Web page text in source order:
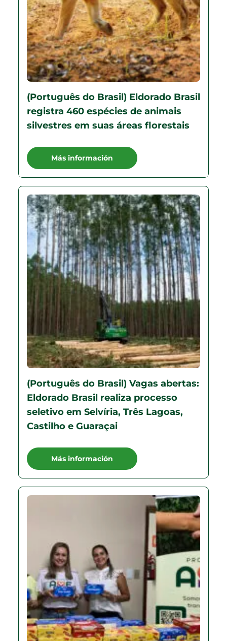
(Português do Brasil) Eldorado Brasil
registra 460 espécies de animais
silvestres em suas áreas florestais
Más información
(Português do Brasil) Vagas abertas:
Eldorado Brasil realiza processo
seletivo em Selvíria, Três Lagoas,
Castilho e Guaraçai
Más información